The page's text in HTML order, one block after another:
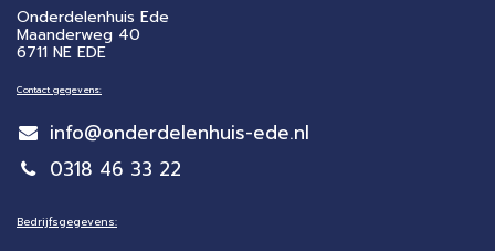
Onderdelenhuis Ede
Maanderweg 40
6711 NE EDE
Contact gegevens:
info@onderdelenhuis-ede.nl
0318 46 33 22
Bedrijfsgegevens: